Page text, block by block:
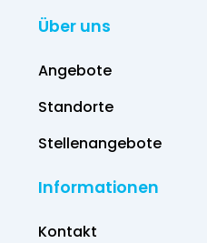
Über uns
Angebote
Standorte
Stellenangebote
Informationen
Kontakt